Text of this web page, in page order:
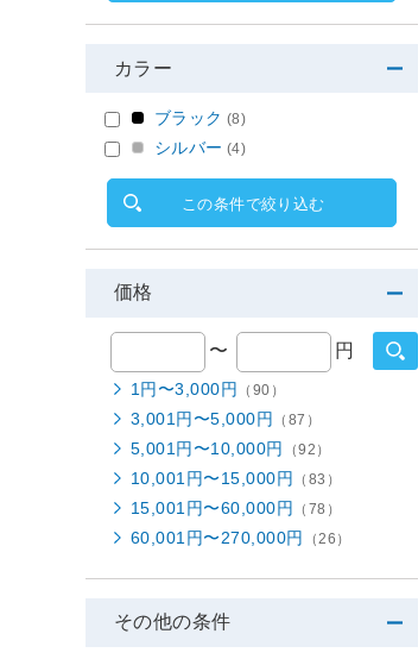
カラー
ブラック (8)
シルバー (4)
この条件で絞り込む
価格
〜 円
1円〜3,000円 （90）
3,001円〜5,000円 （87）
5,001円〜10,000円 （92）
10,001円〜15,000円 （83）
15,001円〜60,000円 （78）
60,001円〜270,000円 （26）
その他の条件